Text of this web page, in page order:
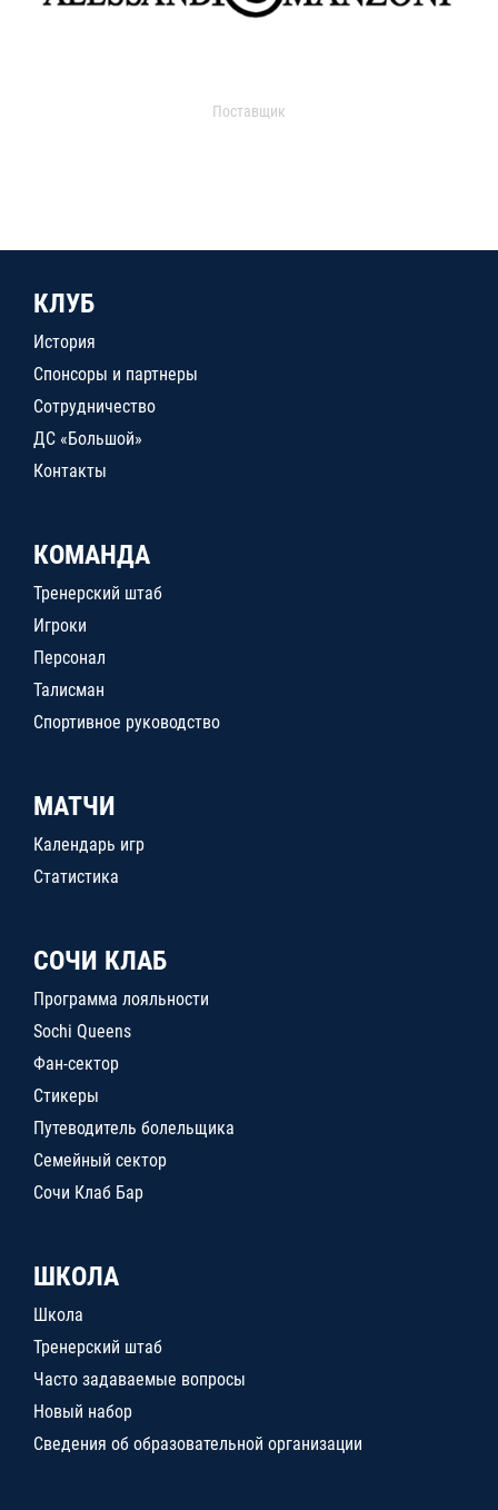
Поставщик
КЛУБ
История
Спонсоры и партнеры
Сотрудничество
ДС «Большой»
Контакты
КОМАНДА
Тренерский штаб
Игроки
Персонал
Талисман
Спортивное руководство
МАТЧИ
Календарь игр
Статистика
СОЧИ КЛАБ
Программа лояльности
Sochi Queens
Фан-сектор
Стикеры
Путеводитель болельщика
Семейный сектор
Сочи Клаб Бар
ШКОЛА
Школа
Тренерский штаб
Часто задаваемые вопросы
Новый набор
Сведения об образовательной организации